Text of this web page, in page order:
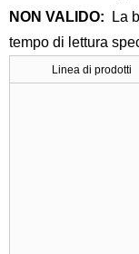
NON VALIDO:
La
tempo di lettura
Linea di prodotti